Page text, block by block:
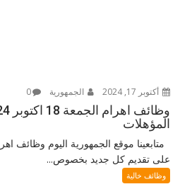
أكتوبر 17, 2024 الجمهورية 0
المؤهلات
متابعينا موقع الجمهورية اليوم وظائف
على تقديم كل جديد بخصوص...
وظائف خالية